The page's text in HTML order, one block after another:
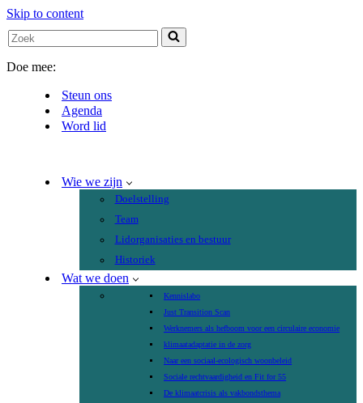
Skip to content
Search
for...
Doe mee:
Steun ons
Agenda
Word lid
Wie we zijn
Doelstelling
Team
Lidorganisaties en bestuur
Historiek
Wat we doen
Kennislabo
Just Transition Scan
Werknemers als hefboom voor een circulaire economie
klimaatadaptatie in de zorg
Naar een sociaal-ecologisch woonbeleid
Sociale rechtvaardigheid en Fit for 55
De klimaatcrisis als vakbondsthema